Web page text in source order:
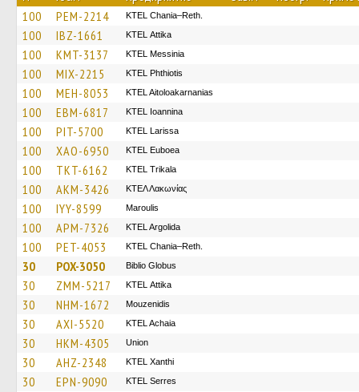
100 PEM-2214 KTEL Chania–Reth.
100 IBZ-1661 KΤΕL Αttika
100 KMT-3137 KTEL Messinia
100 MIX-2215 ΚΤΕL Phthiotis
100 MEH-8053 KTEL Aitoloakarnanias
100 EBM-6817 KTEL Ioannina
100 PIT-5700 KTEL Larissa
100 XAO-6950 ΚΤΕL Euboea
100 TKT-6162 ΚΤΕL Τrikala
100 AKM-3426 ΚΤΕΛ Λακωνίας
100 IYY-8599 Maroulis
100 APM-7326 KTEL Argolida
100 PET-4053 KTEL Chania–Reth.
30 POX-3050 Biblio Globus
30 ZMM-5217 KΤΕL Αttika
30 NHM-1672 Mouzenidis
30 AXI-5520 KTEL Achaia
30 HKM-4305 Union
30 AHZ-2348 KTEL Xanthi
30 EPN-9090 KTEL Serres